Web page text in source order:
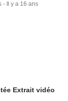
- Il y a 16 ans
Extrait vidéo